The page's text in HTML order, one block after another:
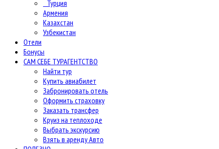
Турция
Армения
Казахстан
Узбекистан
Отели
Бонусы
САМ СЕБЕ ТУРАГЕНТСТВО
Найти тур
Купить авиабилет
Забронировать отель
Оформить страховку
Заказать трансфер
Круиз на теплоходе
Выбрать экскурсию
Взять в аренду Авто